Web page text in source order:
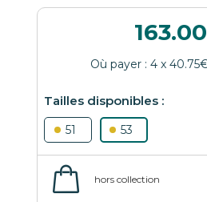
163.00
51 53